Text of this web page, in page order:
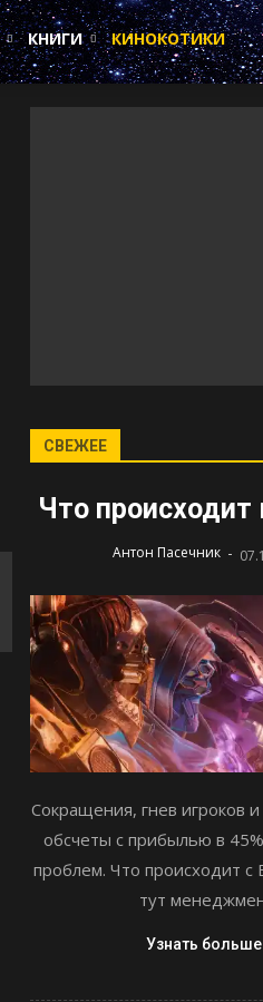
КНИГИ КИНОКОТИКИ
СВЕЖЕЕ
Что происходит
Антон Пасечник -
Сокращения, гнев игроков
обсчеты с прибылью в
проблем. Что происходит с
тут
Узнать больше